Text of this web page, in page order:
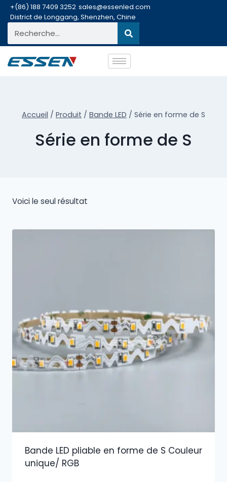
+(86) 188 7409 3252 sales@essenled.com
District de Longgang, Shenzhen, Chine
Accueil / Produit / Bande LED / Série en forme de S
Série en forme de S
Voici le seul résultat
Bande LED pliable en forme de S Couleur
unique/ RGB